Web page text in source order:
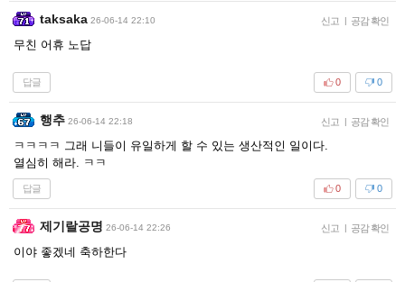
taksaka 26-06-14 22:10 신고 | 공감 확인
무친 어휴 노답
답글 0
0
행추 26-06-14 22:18 신고 | 공감 확인
ㅋㅋㅋㅋ 그래 니들이 유일하게 할 수 있는 생산적인 일이다.
열심히 해라. ㅋㅋ
답글 0
0
제기랄공명 26-06-14 22:26 신고 | 공감 확인
이야 좋겠네 축하한다